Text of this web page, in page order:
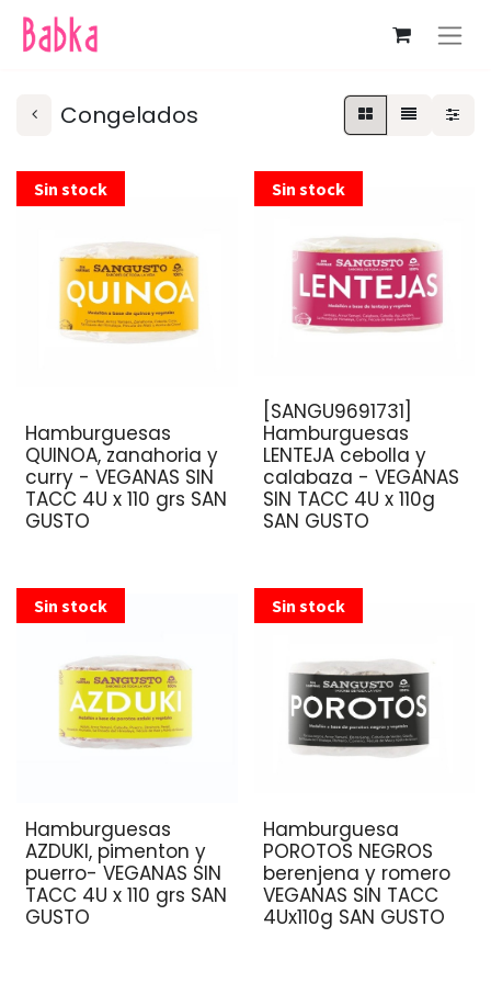
Congelados
Sin stock
Hamburguesas
QUINOA, zanahoria y
curry - VEGANAS SIN
TACC 4U x 110 grs SAN
GUSTO
Sin stock
[SANGU9691731]
Hamburguesas
LENTEJA cebolla y
calabaza - VEGANAS
SIN TACC 4U x 110g
SAN GUSTO
Sin stock
Hamburguesas
AZDUKI, pimenton y
puerro- VEGANAS SIN
TACC 4U x 110 grs SAN
GUSTO
Sin stock
Hamburguesa
POROTOS NEGROS
berenjena y romero
VEGANAS SIN TACC
4Ux110g SAN GUSTO